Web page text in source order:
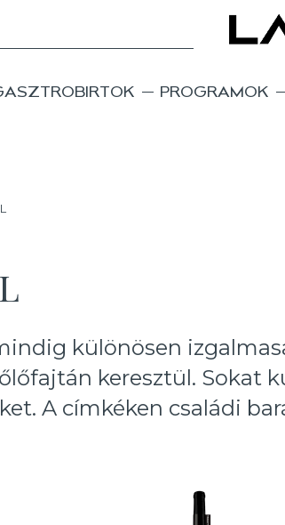
PROGRAMOK
különösen
keresztül. Sokat
A címkéken családi